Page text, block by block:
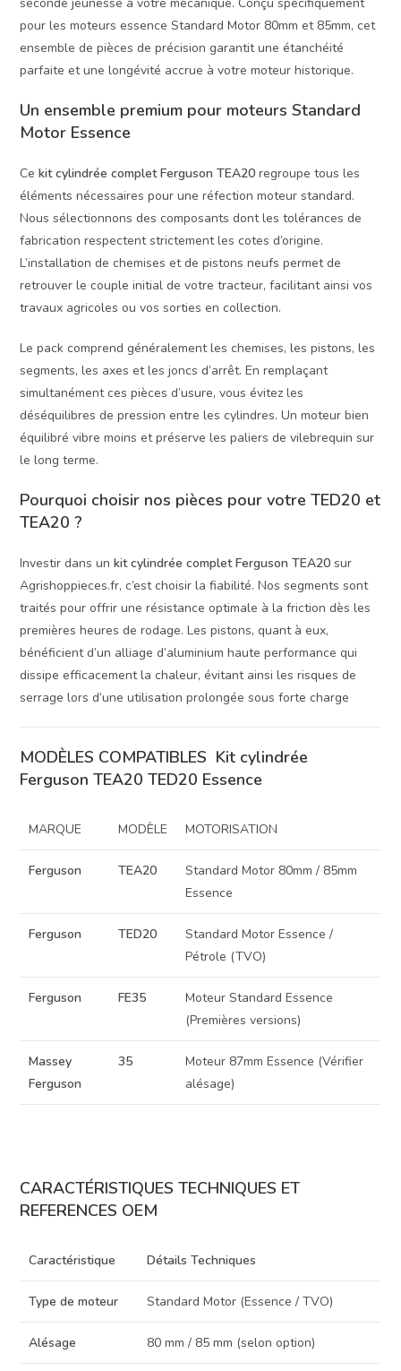
pour les moteurs essence Standard Motor 80mm et 85mm, cet
ensemble de pièces de précision garantit une étanchéité
parfaite et une longévité accrue à votre moteur historique.
Un ensemble premium pour moteurs Standard
Motor Essence
Cekit cylindrée complet Ferguson TEA20 regroupe tous les
éléments nécessaires pour une réfection moteur standard.
Nous sélectionnons des composants dont les tolérances de
fabrication respectent strictement les cotes d’origine.
L’installation de chemises et de pistons neufs permet de
retrouver le couple initial de votre tracteur, facilitant ainsi vos
travaux agricoles ou vos sorties en collection.
Le pack comprend généralement les chemises, les pistons, les
segments, les axes et les joncs d’arrêt. En remplaçant
simultanément ces pièces d’usure, vous évitez les
déséquilibres de pression entre les cylindres. Un moteur bien
équilibré vibre moins et préserve les paliers de vilebrequin sur
le long terme.
Pourquoi choisir nos pièces pour votre TED20 et
TEA20 ?
Investir dans unkit cylindrée complet Ferguson TEA20 sur
Agrishoppieces.fr, c’est choisir la fiabilité. Nos segments sont
traités pour offrir une résistance optimale à la friction dès les
premières heures de rodage. Les pistons, quant à eux,
bénéficient d’un alliage d’aluminium haute performance qui
dissipe efficacement la chaleur, évitant ainsi les risques de
serrage lors d’une utilisation prolongée sous forte charge
MODÈLES COMPATIBLES Kit cylindrée
Ferguson TEA20 TED20 Essence
MARQUE MODÈLE MOTORISATION
Ferguson TEA20
Standard Motor 80mm / 85mm
Essence
Ferguson TED20
Standard Motor Essence /
Pétrole (TVO)
Ferguson FE35
Moteur Standard Essence
(Premières versions)
Massey
Ferguson
35
Moteur 87mm Essence (Vérifier
alésage)
CARACTÉRISTIQUES TECHNIQUES ET
REFERENCES OEM
Caractéristique Détails Techniques
Type de moteur Standard Motor (Essence / TVO)
Alésage 80 mm / 85 mm (selon option)